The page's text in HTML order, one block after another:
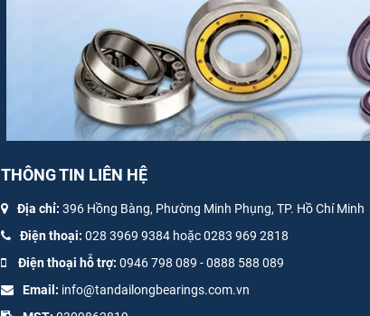
THÔNG TIN LIÊN HỆ
Địa chỉ: 396 Hồng Bàng, Phường Minh Phụng, TP. Hồ Chí Minh
Điện thoại: 028 3969 9384 hoặc 0283 969 2818
Điện thoại hỗ trợ: 0946 798 089 -0888 588 089
Email: info@tandailongbearings.com.vn